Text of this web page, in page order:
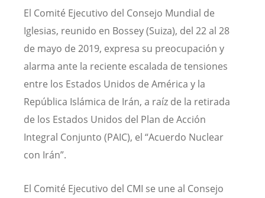
El Comité Ejecutivo del Consejo Mundial de
Iglesias, reunido en Bossey (Suiza), del 22 al 28
de mayo de 2019, expresa su preocupación y
alarma ante la reciente escalada de tensiones
entre los Estados Unidos de América y la
República Islámica de Irán, a raíz de la retirada
de los Estados Unidos del Plan de Acción
Integral Conjunto (PAIC), el “Acuerdo Nuclear
con Irán”.
El Comité Ejecutivo del CMI se une al Consejo